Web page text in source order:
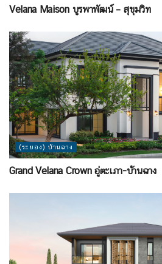
Velana Maison บูรพาพัฒน์ – สุขุมวิท
(ระยอง) บ้านฉาง
Grand Velana Crown อู่ตะเภา-บ้านฉาง